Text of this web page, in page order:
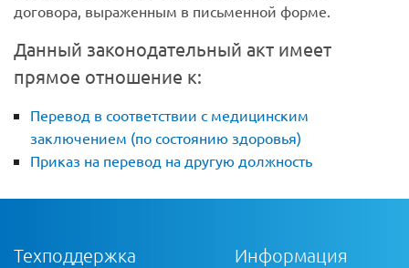
договора, выраженным в письменной форме.
Данный законодательный акт имеет
прямое отношение к:
Перевод в соответствии с медицинским
заключением (по состоянию здоровья)
Приказ на перевод на другую должность
Техподдержка Информация